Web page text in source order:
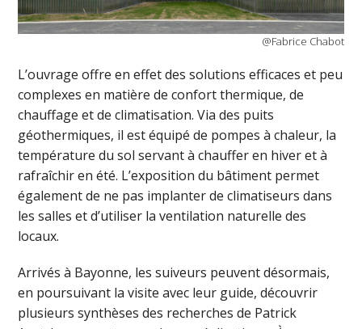
@Fabrice Chabot
L’ouvrage offre en effet des solutions efficaces et peu
complexes en matière de confort thermique, de
chauffage et de climatisation. Via des puits
géothermiques, il est équipé de pompes à chaleur, la
température du sol servant à chauffer en hiver et à
rafraîchir en été. L’exposition du bâtiment permet
également de ne pas implanter de climatiseurs dans
les salles et d’utiliser la ventilation naturelle des
locaux.
Arrivés à Bayonne, les suiveurs peuvent désormais,
en poursuivant la visite avec leur guide, découvrir
plusieurs synthèses des recherches de Patrick